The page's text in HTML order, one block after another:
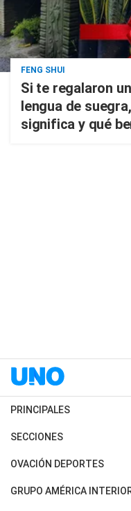
FENG SHUI
Si te regalaron
lengua de
significa y qué
PRINCIPALES
Últimas Noticias
Política
SECCIONES
Horóscopo
Motores
OVACIÓN DEPORTES
Fútbol
GRUPO AMÉRICA